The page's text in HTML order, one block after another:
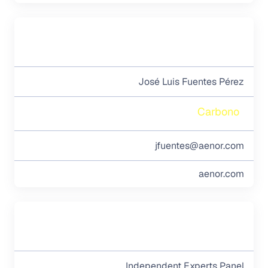
José Luis Fuentes Pérez
Carbono
jfuentes@aenor.com
aenor.com